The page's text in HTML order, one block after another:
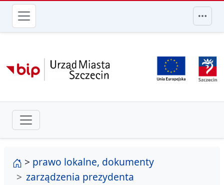
przejdź do głównego menu
strona główna
> prawo lokalne, dokumenty
zarządzenia prezydenta